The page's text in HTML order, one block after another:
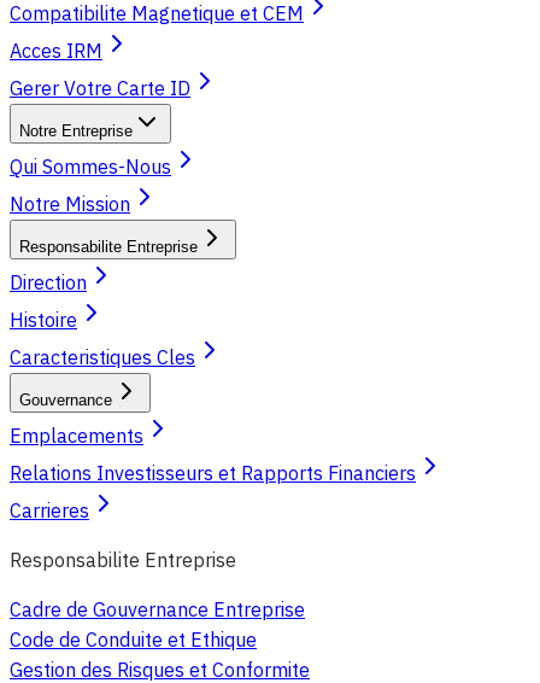
Compatibilite Magnetique et CEM
Acces IRM
Gerer Votre Carte ID
Notre Entreprise
Qui Sommes-Nous
Notre Mission
Responsabilite Entreprise
Direction
Histoire
Caracteristiques Cles
Gouvernance
Emplacements
Relations Investisseurs et Rapports Financiers
Carrieres
Responsabilite Entreprise
Cadre de Gouvernance Entreprise
Code de Conduite et Ethique
Gestion des Risques et Conformite